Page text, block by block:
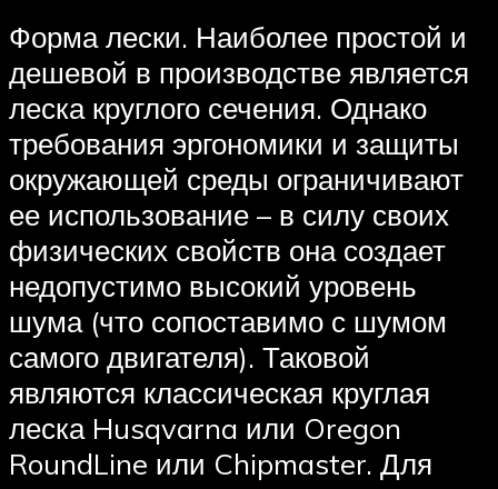
Форма лески. Наиболее простой и
дешевой в производстве является
леска круглого сечения. Однако
требования эргономики и защиты
окружающей среды ограничивают
ее использование – в силу своих
физических свойств она создает
недопустимо высокий уровень
шума (что сопоставимо с шумом
самого двигателя). Таковой
являются классическая круглая
леска Husqvarna или Oregon
RoundLine или Chipmaster. Для